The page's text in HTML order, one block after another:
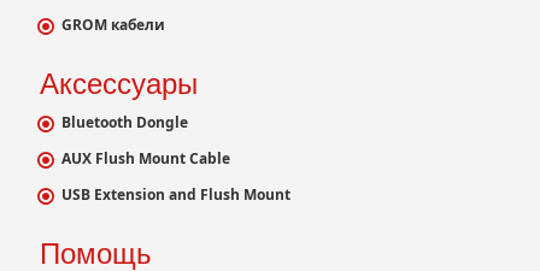
GROM кабели
Аксессуары
Bluetooth Dongle
AUX Flush Mount Cable
USB Extension and Flush Mount
Помощь